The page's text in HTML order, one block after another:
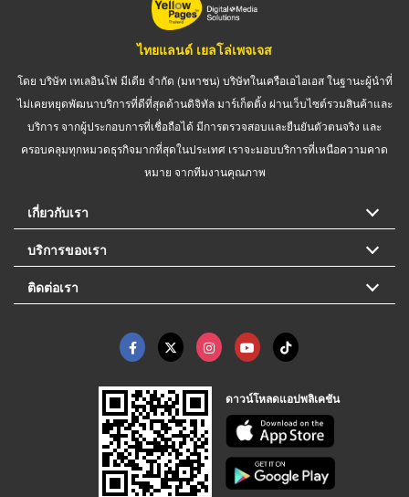
ไทยแลนด์ เยลโล่เพจเจส
โดย บริษัท เทเลอินโฟ มีเดีย จำกัด (มหาชน) บริษัทในเครือเอไอเอส ในฐานะผู้นำที่
ไม่เคยหยุดพัฒนาบริการที่ดีที่สุดด้านดิจิทัล มาร์เก็ตติ้ง ผ่านเว็บไซต์รวมสินค้าและ
บริการ จากผู้ประกอบการที่เชื่อถือได้ มีการตรวจสอบและยืนยันตัวตนจริง และ
ครอบคลุมทุกหมวดธุรกิจมากที่สุดในประเทศ เราจะมอบบริการที่เหนือความคาด
หมาย จากทีมงานคุณภาพ
เกี่ยวกับเรา
บริการของเรา
ติดต่อเรา
ดาวน์โหลดแอปพลิเคชัน